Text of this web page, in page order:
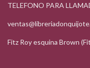
TELEFONO PARA
Fitz Roy esquina Brown